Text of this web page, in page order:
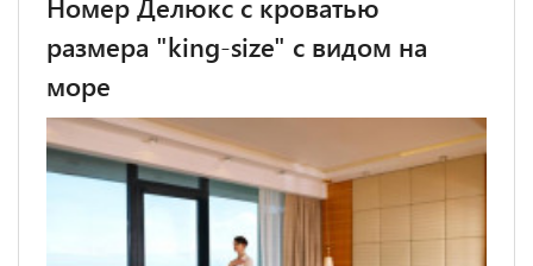
Номер Делюкс с кроватью
размера "king-size" с видом на
море